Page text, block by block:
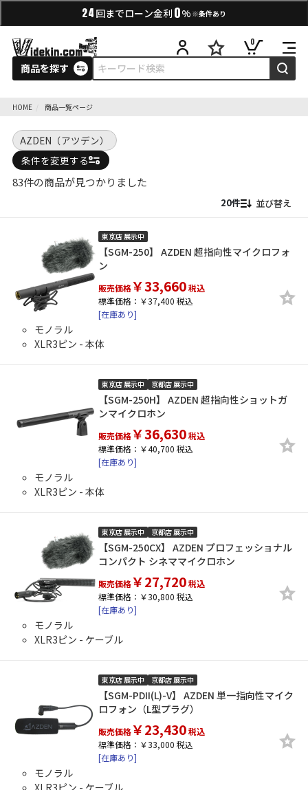
24 回までローン金利 0% ※条件あり
商品を探す
0
HOME 商品一覧ページ
AZDEN（アツデン）
条件を変更する
83件の商品が見つかりました
並び替え
東京店 展示中
【SGM-250】 AZDEN 超指向性マイクロフォ
ン
販売価格￥33,660税込
標準価格：￥37,400 税込
[在庫あり]
モノラル
XLR3ピン - 本体
東京店 展示中 京都店 展示中
【SGM-250H】 AZDEN 超指向性ショットガ
ンマイクロホン
販売価格￥36,630税込
標準価格：￥40,700 税込
[在庫あり]
モノラル
XLR3ピン - 本体
東京店 展示中 京都店 展示中
【SGM-250CX】 AZDEN プロフェッショナル
コンパクト シネママイクロホン
販売価格￥27,720税込
標準価格：￥30,800 税込
[在庫あり]
モノラル
XLR3ピン - ケーブル
東京店 展示中 京都店 展示中
【SGM-PDII(L)-V】 AZDEN 単一指向性マイク
ロフォン（L型プラグ）
販売価格￥23,430税込
標準価格：￥33,000 税込
[在庫あり]
モノラル
XLR3ピン - ケーブル